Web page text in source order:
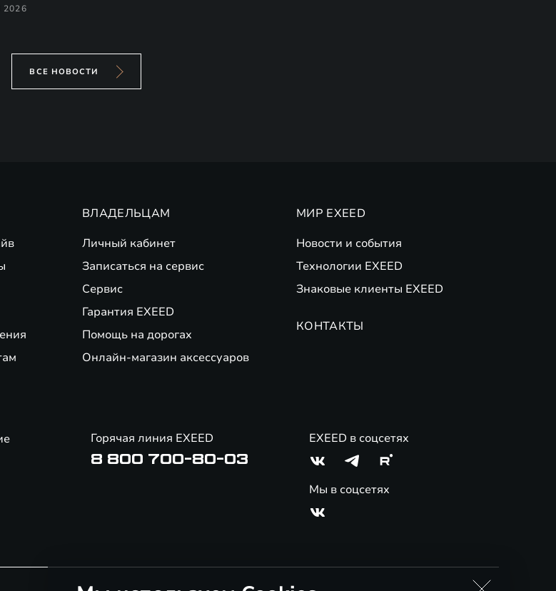
ВСЕ НОВОСТИ
ВЛАДЕЛЬЦАМ
Личный кабинет
Записаться на сервис
Сервис
Гарантия EXEED
Помощь на дорогах
Онлайн-магазин аксессуаров
МИР EXEED
Новости и события
Технологии EXEED
Знаковые клиенты EXEED
КОНТАКТЫ
Горячая линия EXEED
8 800 700-80-03
EXEED в соцсетях
Мы в соцсетях